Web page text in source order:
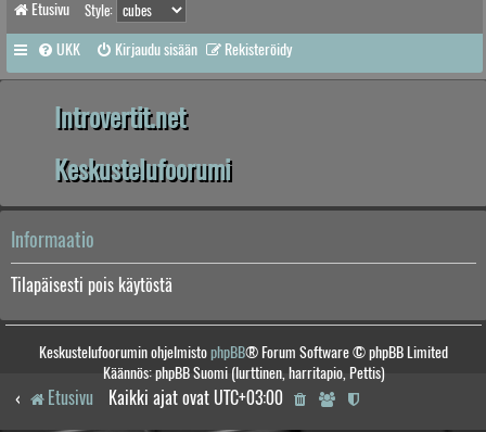
Etusivu Style:
UKK Kirjaudu sisään Rekisteröidy
Introvertit.net
Keskustelufoorumi
Informaatio
Tilapäisesti pois käytöstä
Keskustelufoorumin ohjelmistophpBB® Forum Software © phpBB Limited
Käännös: phpBB Suomi (lurttinen, harritapio, Pettis)
Etusivu Kaikki ajat ovat UTC+03:00